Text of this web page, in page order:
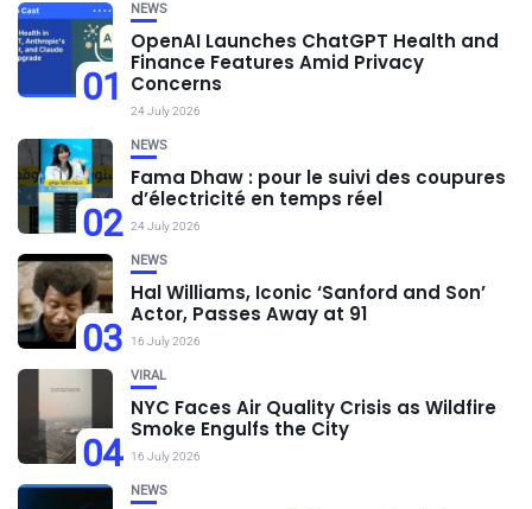
01
NEWS
OpenAI Launches ChatGPT Health and
Finance Features Amid Privacy
Concerns
24 July 2026
02
NEWS
Fama Dhaw : pour le suivi des coupures
d’électricité en temps réel
24 July 2026
03
NEWS
Hal Williams, Iconic ‘Sanford and Son’
Actor, Passes Away at 91
16 July 2026
04
VIRAL
NYC Faces Air Quality Crisis as Wildfire
Smoke Engulfs the City
16 July 2026
NEWS